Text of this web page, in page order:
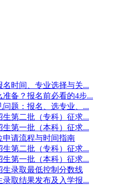
名时间、专业选择与关...
备？报名前必看的4步...
问题：报名、选专业、...
生第二批（专科）征求...
生第一批（本科）征求...
申请流程与时间指南
生第二批（专科）征求...
生第一批（本科）征求...
生录取最低控制分数线
录取结果发布及入学报...